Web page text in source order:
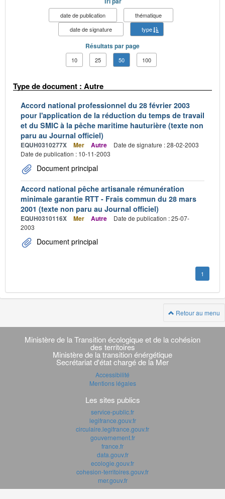
date de publication
thématique
date de signature
type
Résultats par page
10 25 50 100
Type de document : Autre
Accord national professionnel du 28 février 2003
pour l'application de la réduction du temps de travail
et du SMIC à la pêche maritime hauturière (texte non
paru au Journal officiel)
EQUH0310277X Mer Autre
Date de signature : 28-02-2003
Date de publication : 10-11-2003
Document principal
Accord national pêche artisanale rémunération
minimale garantie RTT - Frais commun du 28 mars
2001 (texte non paru au Journal officiel)
EQUH0310116X Mer Autre
Date de publication : 25-07-
2003
Document principal
1
Retour au menu
Navigation
transverse
Ministère de la Transition écologique et de la cohésion
des territoires
Ministère de la transition énérgétique
Secrétariat d'état chargé de la Mer
Accessibilité
Mentions légales
Les sites publics
service-public.fr
legifrance.gouv.fr
circulaire.legifrance.gouv.fr
gouvernement.fr
france.fr
data.gouv.fr
ecologie.gouv.fr
cohesion-territoires.gouv.fr
mer.gouv.fr